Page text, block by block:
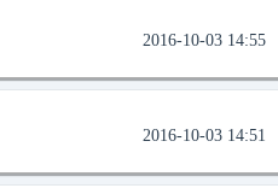
2016-10-03 14:55
2016-10-03 14:51